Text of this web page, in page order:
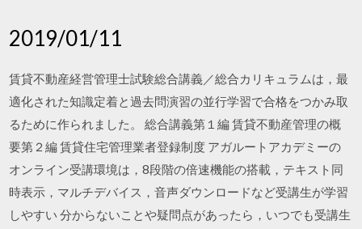
2019/01/11
賃貸不動産経営管理士試験総合講義／総合カリキュラムは，最
適化された知識定着と過去問演習の並行学習で合格をつかみ取
るために作られました。 総合講義第１編 賃貸不動産管理の概
要第２編 賃貸住宅管理業者登録制度 アガルートアカデミーの
オンライン受講環境は，8段階の倍速機能の搭載，テキスト同
時表示，マルチデバイス，音声ダウンロードなど受講生が学習
しやすい 分からないことや疑問点があったら，いつでも受講生